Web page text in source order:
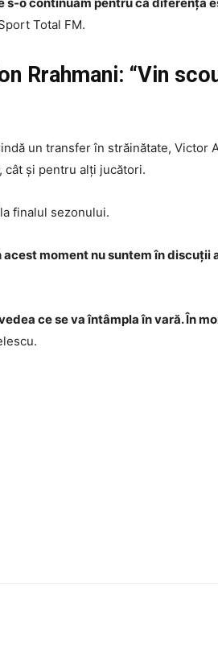
o continuăm pentru că diferența
Total FM.
Rrahmani: “Vin
un transfer în străinătate, Victor
cât și pentru alți jucători.
finalul sezonului.
moment nu suntem în
ce se va întâmpla în vară. În